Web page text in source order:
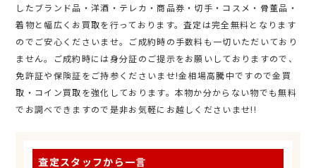
したブランド品・洋酒・テレカ・商品券・切手・コスメ・骨董品・
着物と幅広くお買取を行っております。査定は完全無料となります
のでご安心くださいませ。ご成約時の手数料も一切いただいており
ません。ご成約時には身分証のご提示をお願いしておりますので、
免許証や保険証をご持参くださいませ!金相場高騰中ですので金買
取・コイン買取を強化しております。本物か分からない物でも無料
でお調べできますので是非お気軽にお越しくださいませ!!
査定スタッフから一言